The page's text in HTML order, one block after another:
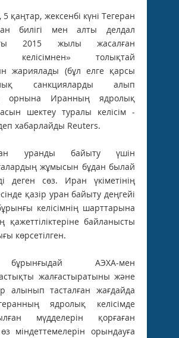
қаңтар, жексенбі күні Тегеран
билігі мен алты делдал
2015 жылы жасалған
келісімнен» толықтай
жариялады (бұл елге қарсы
санкцияларды алып
орнына Иранның ядролық
шектеу туралы келісім -
хабарлайды Reuters.
уранды байыту үшін
жұмысын бұдан былай
деген сөз. Иран үкіметінің
қазір уран байыту деңгейі
келісімнің шарттарына
қажеттіліктеріне байланысты
көрсетілген.
АЭХА-мен
жалғастыратыны және
алынып тасталған жағдайда
ядролық келісімде
мүдделерін қорғаған
міндеттемелерін орындауға